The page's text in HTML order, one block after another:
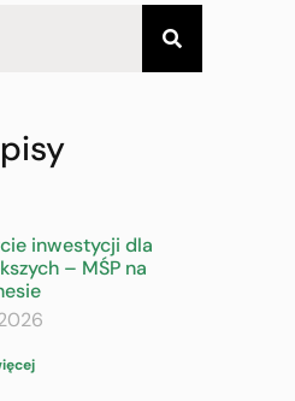
inwestycji dla
– MŚP na